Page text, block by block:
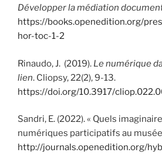
Développer la médiation
https://books.openedition.org/
hor-toc-1-2
Rinaudo, J. (2019). Le numérique
lien. Cliopsy, 22(2), 9-13.
https://doi.org/10.3917/
Sandri, E. (2022). « Quels
numériques participatifs au musée
http://journals.openedition.org/